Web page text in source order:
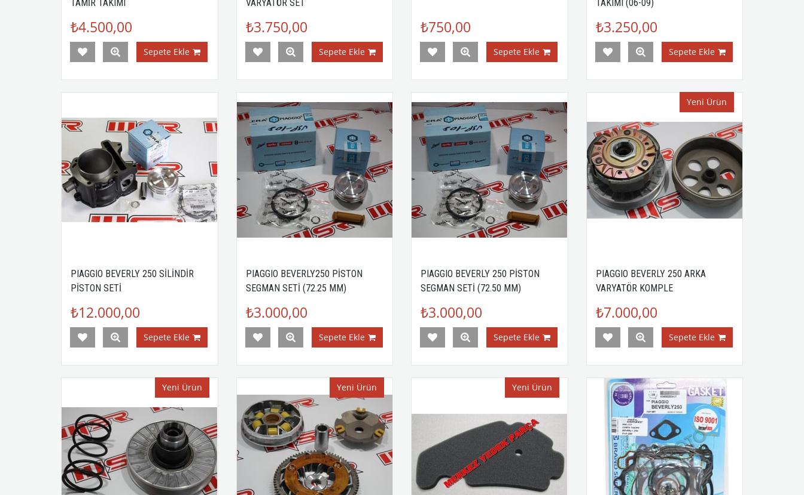
TAMİR TAKIMI
₺4.500,00
Sepete Ekle
VARYATÖR SET
₺3.750,00
Sepete Ekle
₺750,00
Sepete Ekle
TAKIMI (06-09)
₺3.250,00
Sepete Ekle
PIAGGIO BEVERLY 250 SİLİNDİR
PİSTON SETİ
₺12.000,00
Sepete Ekle
PIAGGIO BEVERLY250 PİSTON
SEGMAN SETİ (72.25 MM)
₺3.000,00
Sepete Ekle
PIAGGIO BEVERLY 250 PİSTON
SEGMAN SETİ (72.50 MM)
₺3.000,00
Sepete Ekle
PIAGGIO BEVERLY 250 ARKA
VARYATÖR KOMPLE
₺7.000,00
Sepete Ekle
Yeni Ürün
Yeni Ürün Yeni Ürün Yeni Ürün